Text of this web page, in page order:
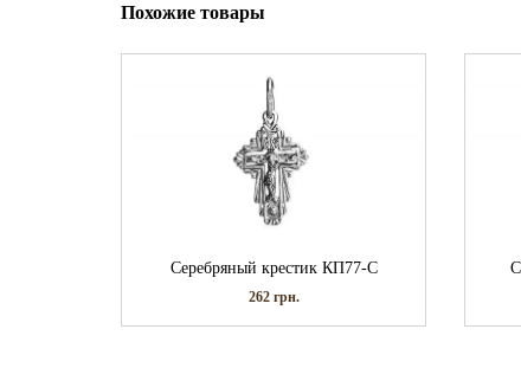
Похожие товары
Серебряный крестик КП77-С
262 грн.